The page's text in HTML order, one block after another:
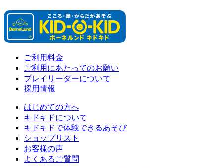
ご利用料金
ご利用にあたってのお願い
プレイリーダーについて
採用情報
はじめての方へ
キドキドについて
キドキドで体験できるあそび
ショップリスト
お客様の声
よくあるご質問